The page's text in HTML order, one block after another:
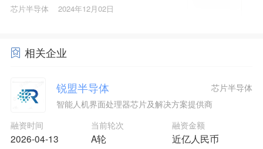
芯片半导体 2024年12月02日
相关企业
锐盟半导体
智能人机界面处理器芯片及解决方案提供商
芯片半导体
融资时间
2026-04-13
当前轮次
A轮
融资金额
近亿人民币